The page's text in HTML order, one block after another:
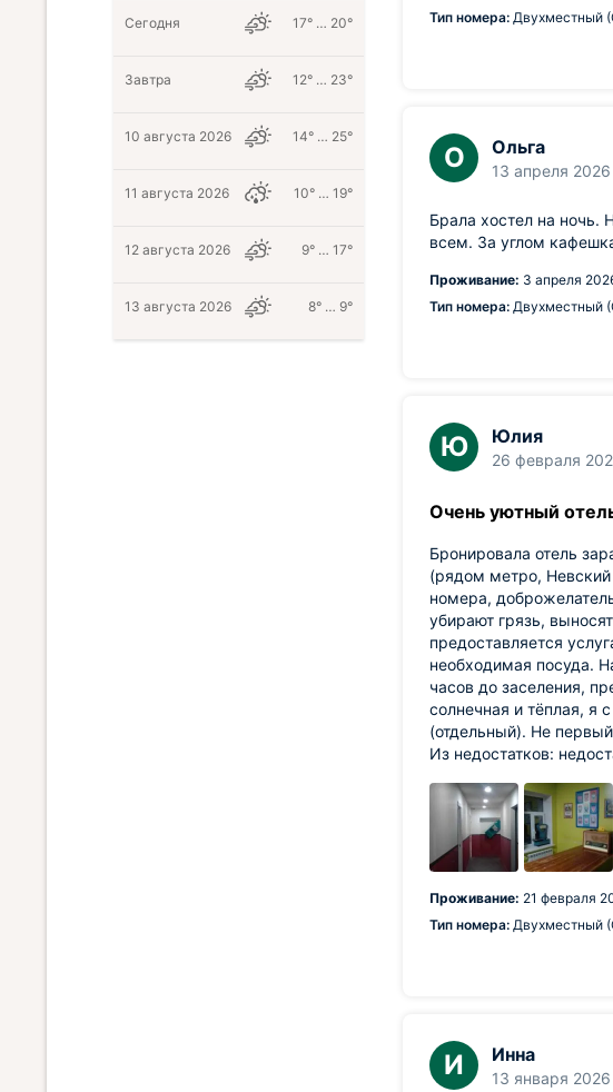
Тип номера: Двухместный
О Ольга
13 апреля 2026
Брала хостел на ночь.
всем. За углом
Проживание: 3 апреля
Тип номера: Двухместный
Ю Юлия
26 февраля
Очень уютный
Бронировала отель
(рядом метро, Невский
номера,
убирают грязь,
предоставляется
необходимая посуда.
часов до заселения,
солнечная и тёплая, я
(отдельный). Не
Из недостатков:
Проживание: 21 февраля
Тип номера: Двухместный
И Инна
13 января 2026
Сегодня 17° … 20°
Завтра 12° … 23°
10 августа 2026 14° … 25°
11 августа 2026 10° … 19°
12 августа 2026 9° … 17°
13 августа 2026 8° … 9°